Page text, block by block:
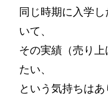
同じ時期に入学
いて、
その実績（売り
たい、
という気持ちはあ